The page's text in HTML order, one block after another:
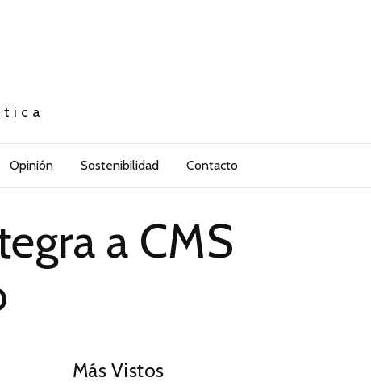
Opinión Sostenibilidad Contacto
a CMS
Más Vistos